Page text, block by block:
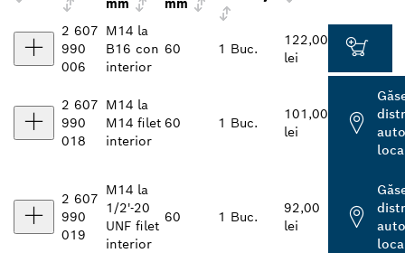
mm
mm
2 607
990
006
M14 la
B16 con
interior
60 1 Buc.
122,00
lei
2 607
990
018
M14 la
M14 filet
interior
60 1 Buc.
101,00
lei
2 607
990
019
M14 la
1/2'-20
UNF filet
interior
60 1 Buc.
92,00
lei